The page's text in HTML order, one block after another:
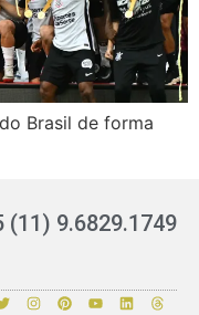
Brasil de forma
(11) 9.6829.1749